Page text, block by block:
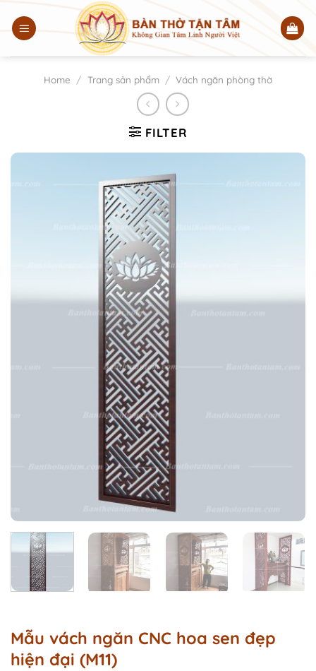
đến
Home / Trang sản phẩm / Vách ngăn phòng thờ
FILTER
Mẫu vách ngăn CNC hoa sen đẹp
hiện đại (M11)